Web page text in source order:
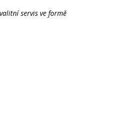
servis ve formě